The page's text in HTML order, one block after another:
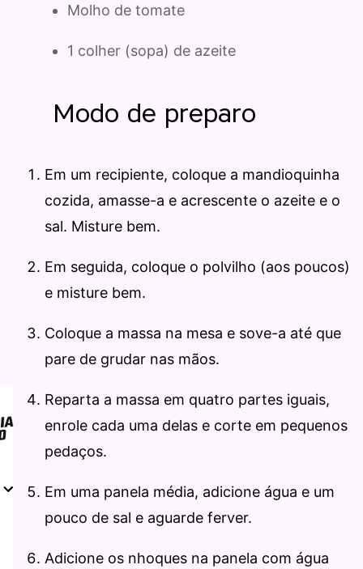
Molho de tomate
1 colher (sopa) de azeite
Modo de preparo
Em um recipiente, coloque a mandioquinha
cozida, amasse-a e acrescente o azeite e o
sal. Misture bem.
Em seguida, coloque o polvilho (aos poucos)
e misture bem.
Coloque a massa na mesa e sove-a até que
pare de grudar nas mãos.
Reparta a massa em quatro partes iguais,
enrole cada uma delas e corte em pequenos
pedaços.
Em uma panela média, adicione água e um
pouco de sal e aguarde ferver.
Adicione os nhoques na panela com água